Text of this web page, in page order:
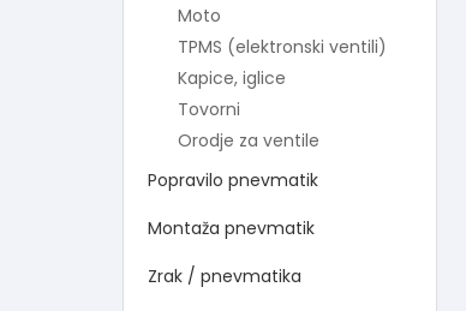
Moto
TPMS (elektronski ventili)
Kapice, iglice
Tovorni
Orodje za ventile
Popravilo pnevmatik
Montaža pnevmatik
Zrak / pnevmatika